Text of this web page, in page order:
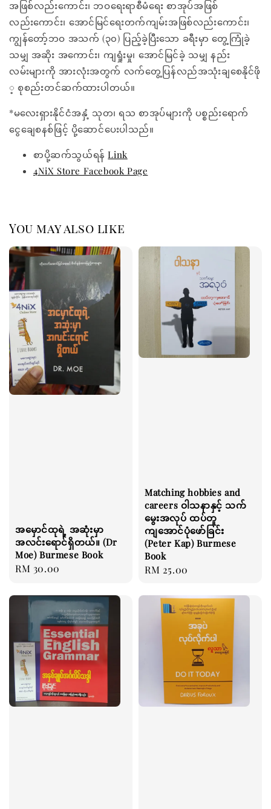
အဖြစ်လည်းကောင်း၊ ဘဝရေးရာစီမံရေး စာအုပ်အဖြစ်
လည်းကောင်း၊ အောင်မြင်ရေးတက်ကျမ်းအဖြစ်လည်းကောင်း၊
ကျွန်တော့်ဘဝ အသက် (၃၀) ပြည့်ခဲ့ပြီးသော ခရီးမှာ တွေ့ကြုံခဲ့
သမျှ အဆိုး အကောင်း၊ ကျရှုံးမှု၊ အောင်မြင်ခဲ့ သမျှ နည်း
လမ်းများကို အားလုံးအတွက် လက်တွေ့ပြန်လည်အသုံးချစေနိုင်ဖို
့ စုစည်းတင်ဆက်ထားပါတယ်။
*မလေးရှားနိုင်ငံအနှံ့ သုတ၊ ရသ စာအုပ်များကို ပစ္စည်းရောက်
ငွေချေစနစ်ဖြင့် ပို့ဆောင်ပေးပါသည်။
စာပို့ဆက်သွယ်ရန်Link
4NiX Store Facebook Page
You may also like
အမှောင်ထုရဲ့ အဆုံးမှာ
အလင်းရောင်ရှိတယ်။ (Dr
Moe) Burmese Book
Regular
RM 30.00
Matching hobbies and
careers ဝါသနာနှင့် သက်
မွေးအလုပ် ထပ်တူ
ကျအောင်ပုံဖော်ခြင်း
(Peter Kap) Burmese
Book
Regular
RM 25.00